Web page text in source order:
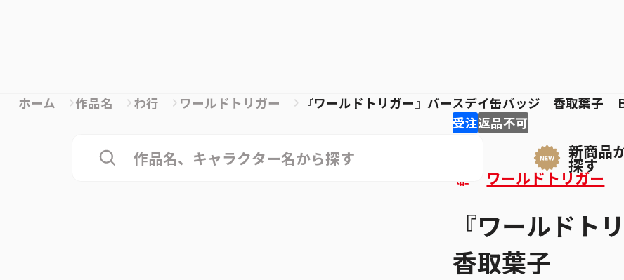
新商品
探す
ホーム 作品名 わ行 ワールドトリガー 『ワールドトリガー』バースデイ缶バッジ 香取葉子
受注返品不可
ワールドトリガー
『ワールドト
香取葉子